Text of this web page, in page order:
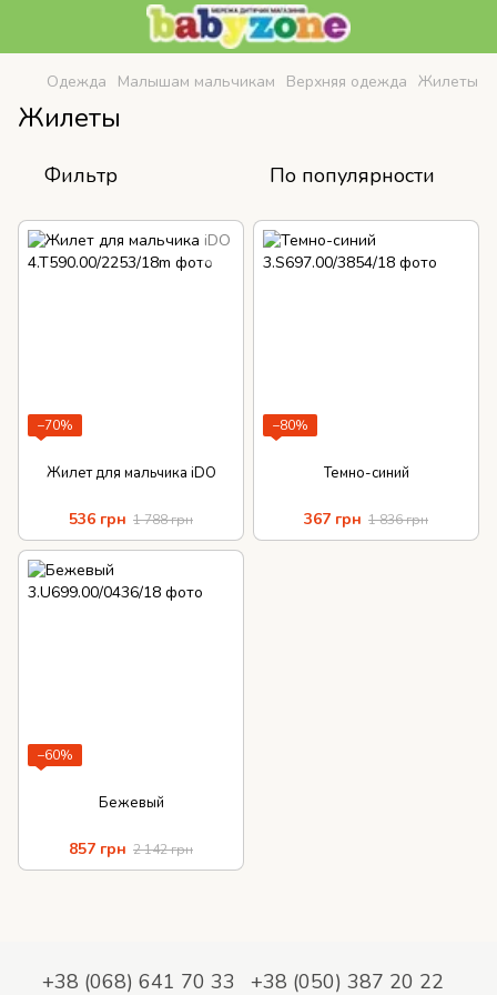
Одежда Малышам мальчикам Верхняя одежда Жилеты
Жилеты
Фильтр По популярности
−70%
Жилет для мальчика iDO
536 грн 1 788 грн
−80%
Темно-синий
367 грн 1 836 грн
−60%
Бежевый
857 грн 2 142 грн
+38 (068) 641 70 33 +38 (050) 387 20 22